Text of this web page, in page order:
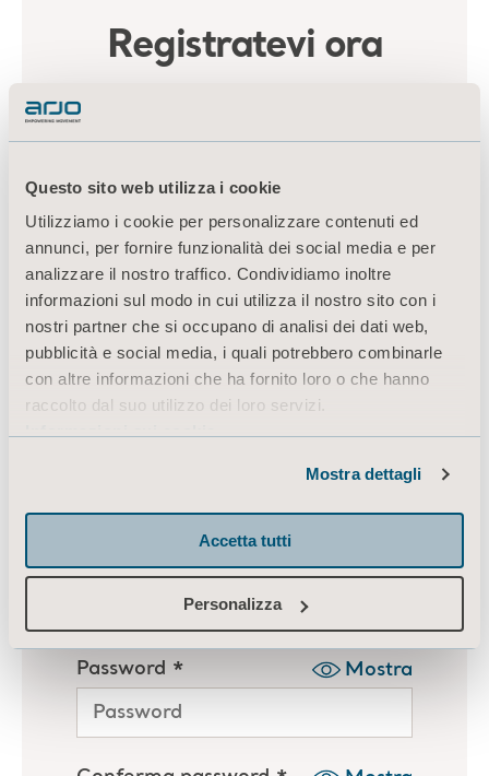
Questo sito web utilizza i cookie
Utilizziamo i cookie per personalizzare contenuti ed
annunci, per fornire funzionalità dei social media e per
analizzare il nostro traffico. Condividiamo inoltre
informazioni sul modo in cui utilizza il nostro sito con i
nostri partner che si occupano di analisi dei dati web,
pubblicità e social media, i quali potrebbero combinarle
con altre informazioni che ha fornito loro o che hanno
raccolto dal suo utilizzo dei loro servizi.
Mostra dettagli
Accetta tutti
Personalizza